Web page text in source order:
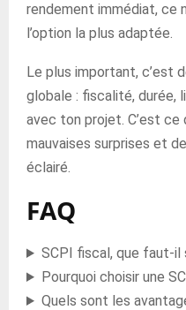
rendement immédiat, ce
l’option la plus adaptée.
Le plus important, c’est
globale : fiscalité, durée,
avec ton projet. C’est
mauvaises surprises et
éclairé.
FAQ
SCPI fiscal, que faut-il
Pourquoi choisir une
Quels sont les